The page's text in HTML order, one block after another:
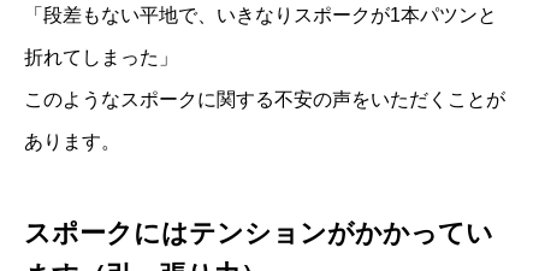
「段差もない平地で、いきなりスポークが1本パツンと
折れてしまった」
このようなスポークに関する不安の声をいただくことが
あります。
スポークにはテンションがかかってい